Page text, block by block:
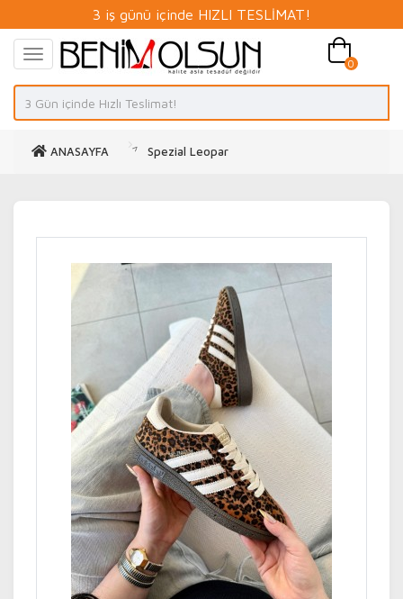
3 iş günü içinde HIZLI TESLİMAT!
0
ANASAYFA Spezial Leopar